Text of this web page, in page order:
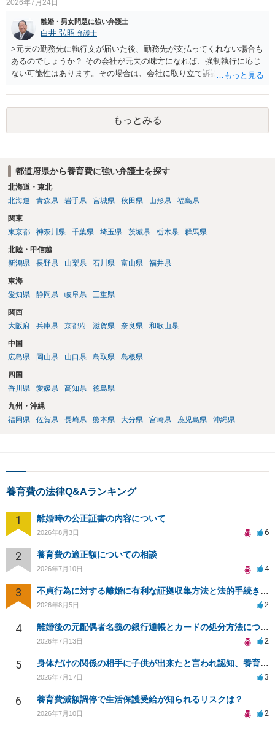
2026年7月24日
離婚・男女問題に強い弁護士
白井 弘昭 弁護士
>元夫の勤務先に執行文が届いた後、勤務先が支払ってくれない場合も
あるのでしょうか？ その会社が元夫の味方になれば、強制執行に応じ
ない可能性はあります。その場合は、会社に取り立て訴訟を行うこと
押さえ、元夫名義の車の差し押さえ競売などを検討します。 ＞何もで
きなかった場合は、公正証書の原本は戻ってくるのでしょうか？ 取れ
ても取れなくても、執行裁判所に原本の還付請求を行えば還付されま
す。 ＞他の弁護士さんに再度依頼できるのでしょうか？ できます。た
もっとみる
都道府県から養育費に強い弁護士を探す
北海道・東北
北海道
青森県 岩手県 宮城県 秋田県 山形県 福島県
関東
東京都
神奈川県 千葉県 埼玉県 茨城県 栃木県 群馬県
北陸・甲信越
新潟県
長野県 山梨県 石川県 富山県 福井県
東海
愛知県
静岡県 岐阜県 三重県
関西
大阪府
兵庫県 京都府 滋賀県 奈良県 和歌山県
中国
広島県
岡山県 山口県 鳥取県 島根県
四国
香川県
愛媛県 高知県 徳島県
九州・沖縄
福岡県
佐賀県 長崎県 熊本県 大分県 宮崎県 鹿児島県 沖縄県
養育費の法律Q&Aランキング
1 離婚時の公正証書の内容について
2026年8月3日 6
2 養育費の適正額についての相談
2026年7月10日 4
3 不貞行為に対する離婚に有利な証拠収集方法と法的手続きについて
2026年8月5日 2
4 離婚後の元配偶者名義の銀行通帳とカードの処分方法について
2026年7月13日 2
5 身体だけの関係の相手に子供が出来たと言われ認知、養育費を要求されているが自身の子供か分からない
2026年7月17日 3
6 養育費減額調停で生活保護受給が知られるリスクは？
2026年7月10日 2